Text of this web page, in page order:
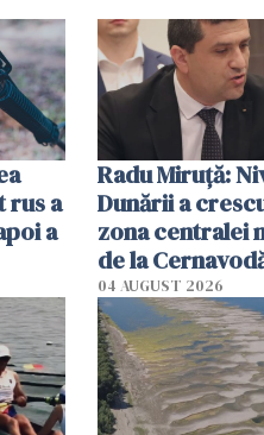
rus a
a
Radu Miruţă:
Dunării a
zona centralei
de la
cm faţă de
04 AUGUST 2026